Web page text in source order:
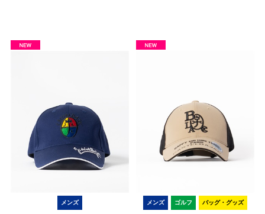
メンズ メンズ ゴルフ バッグ・グッズ